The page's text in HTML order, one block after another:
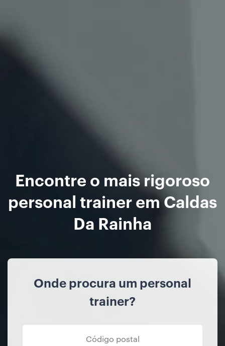
Encontre o mais rigoroso
personal trainer em Caldas
Da Rainha
Onde procura um personal
trainer?